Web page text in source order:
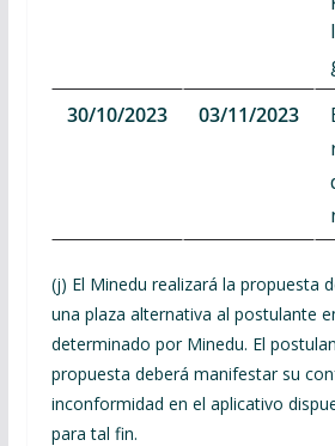
30/10/2023
03/11/2023
(j) El Minedu realizará la propuesta
una plaza alternativa al postulante
determinado por Minedu. El
propuesta deberá manifestar su
inconformidad en el aplicativo
para tal fin.